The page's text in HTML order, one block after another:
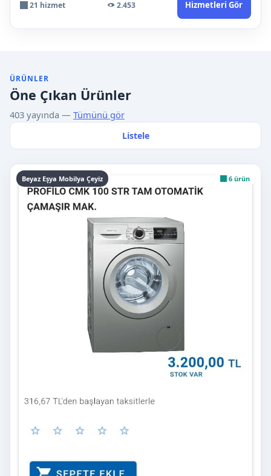
21 hizmet 2.453 Hizmetleri Gör
ÜRÜNLER
Öne Çıkan Ürünler
403 yayında — Tümünü gör
Listele
Beyaz Eşya Mobilya Çeyiz 6 ürün